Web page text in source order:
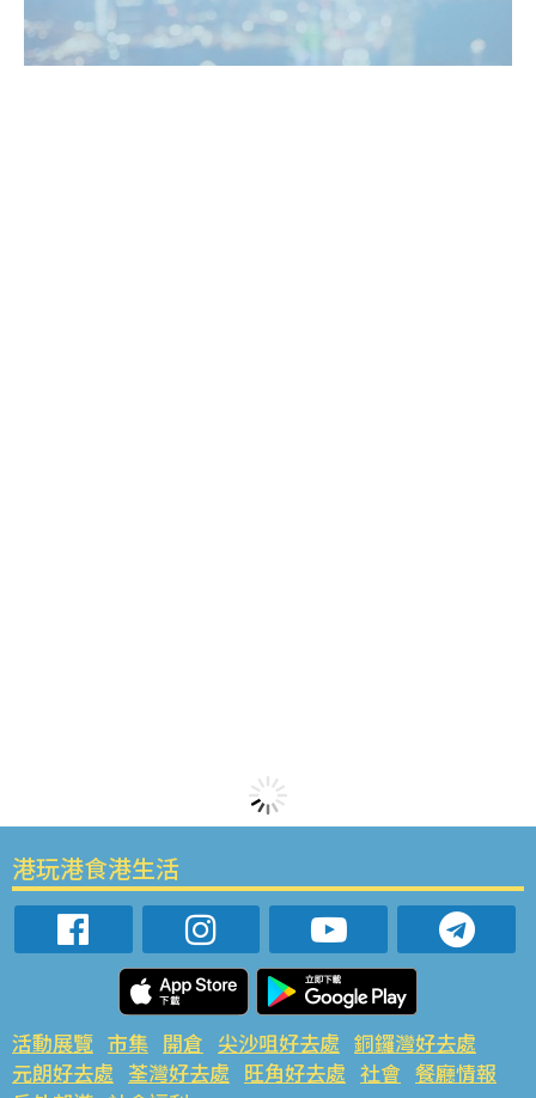
港玩港食港生活
活動展覽 市集 開倉 尖沙咀好去處 銅鑼灣好去處
元朗好去處 荃灣好去處 旺角好去處 社會 餐廳情報